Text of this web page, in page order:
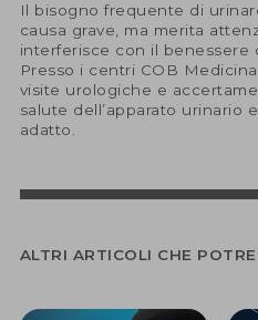
Il bisogno frequente di
causa grave, ma merita
interferisce con il benessere
Presso i centri COB
visite urologiche e
salute dell’apparato urinario
adatto.
ALTRI ARTICOLI CHE